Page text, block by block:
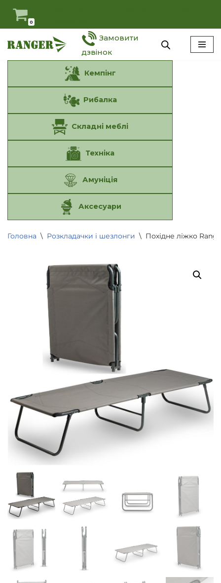
Перейти
до
вмісту
0
Замовити
дзвінок
Кемпінг
Рибалка
Складні меблі
Техніка
Амуніція
Аксесуари
Головна \ Розкладачки і шезлонги \ Похідне ліжко